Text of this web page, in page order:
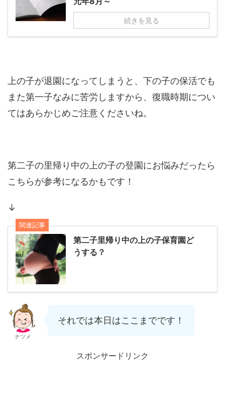
続きを見る
上の子が退園になってしまうと、下の子の保活でも
また第一子なみに苦労しますから、復職時期につい
てはあらかじめご注意くださいね。
第二子の里帰り中の上の子の登園にお悩みだったら
こちらが参考になるかもです！
↓
関連記事
第二子里帰り中の上の子保育園ど
うする？
ナツメ
それでは本日はここまでです！
スポンサードリンク